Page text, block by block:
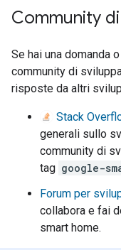
Community
Se hai una domanda
community di
risposte da altri
Stack
generali sullo
community di
tag google-
Forum per
collabora e fai
smart home.